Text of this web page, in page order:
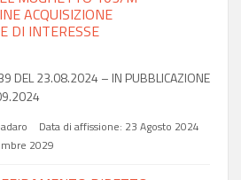
ACQUISIZIONE
DI INTERESSE
DEL 23.08.2024 – IN PUBBLICAZIONE
Data di affissione: 23 Agosto 2024
2029